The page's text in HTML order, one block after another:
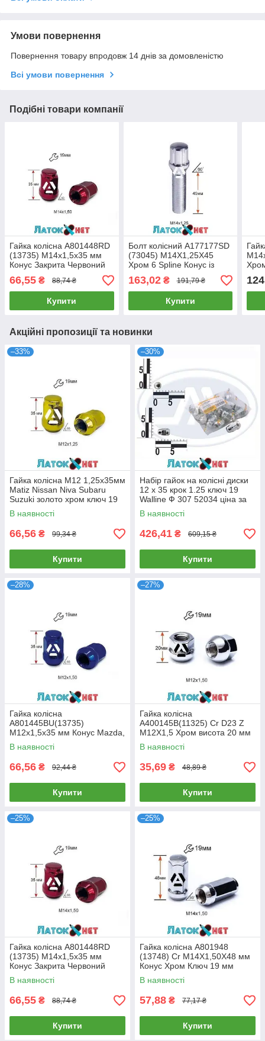
Умови повернення
Повернення товару впродовж 14 днів за домовленістю
Всі умови повернення
Подібні товари компанії
Гайка колісна A801448RD
(13735) M14х1,5х35 мм
Конус Закрита Червоний
Хром Ключ 19
66,55 ₴ 88,74 ₴
Купити
Болт колісний A177177SD
(73045) M14X1,25X45
Хром 6 Spline Конус із
виступом діаметр
Cпецключа 20 мм
163,02₴ 191,79 ₴
Купити
Акційні пропозиції та новинки
–33%
Гайка колісна M12 1,25х35мм
Matiz Nissan Niva Subaru
Suzuki золото хром ключ 19
A801444GD (13735)
В наявності
66,56 ₴ 99,34 ₴
Купити
–30%
Набір гайок на колісні диски
12 x 35 крок 1.25 ключ 19
Walline Ф 307 52034 ціна за
паковання 20 шт.
В наявності
426,41 ₴ 609,15 ₴
Купити
–28%
Гайка колісна
A801445BU(13735)
M12х1,5х35 мм Конус Mazda,
Kia, Hyundai, Daihatsu
Закрита Синій Хром Ключ 19
В наявності
66,56 ₴ 92,44 ₴
Купити
–27%
Гайка колісна
A400145B(11325) Cr D23 Z
M12X1,5 Хром висота 20 мм
Сфера з виступом відкрита
ключ 19 мм
В наявності
35,69 ₴ 48,89 ₴
Купити
–25%
Гайка колісна A801448RD
(13735) M14х1,5х35 мм
Конус Закрита Червоний
Хром Ключ 19
В наявності
66,55 ₴ 88,74 ₴
Купити
–25%
Гайка колісна A801948
(13748) Cr M14Х1,50Х48 мм
Конус Хром Ключ 19 мм
В наявності
57,88 ₴ 77,17 ₴
Купити